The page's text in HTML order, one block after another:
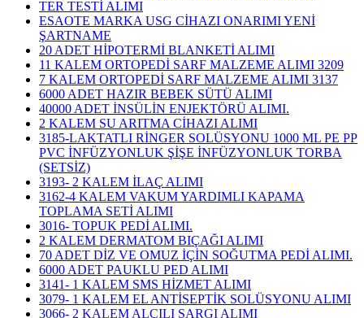
TER TESTİ ALIMI
ESAOTE MARKA USG CİHAZI ONARIMI YENİ
ŞARTNAME
20 ADET HİPOTERMİ BLANKETİ ALIMI
11 KALEM ORTOPEDİ SARF MALZEME ALIMI 3209
7 KALEM ORTOPEDİ SARF MALZEME ALIMI 3137
6000 ADET HAZIR BEBEK SÜTÜ ALIMI
40000 ADET İNSÜLİN ENJEKTÖRÜ ALIMI.
2 KALEM SU ARITMA CİHAZI ALIMI
3185-LAKTATLI RİNGER SOLÜSYONU 1000 ML PE PP
PVC İNFÜZYONLUK ŞİŞE İNFÜZYONLUK TORBA
(SETSİZ)
3193- 2 KALEM İLAÇ ALIMI
3162-4 KALEM VAKUM YARDIMLI KAPAMA
TOPLAMA SETİ ALIMI
3016- TOPUK PEDİ ALIMI.
2 KALEM DERMATOM BIÇAĞI ALIMI
70 ADET DİZ VE OMUZ İÇİN SOĞUTMA PEDİ ALIMI.
6000 ADET PAUKLU PED ALIMI
3141- 1 KALEM SMS HİZMET ALIMI
3079- 1 KALEM EL ANTİSEPTİK SOLÜSYONU ALIMI
3066- 2 KALEM ALÇILI SARGI ALIMI